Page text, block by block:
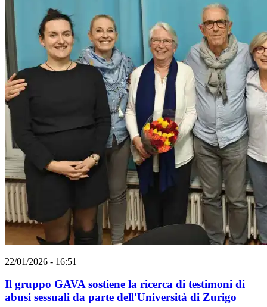
22/01/2026 - 16:51
Il gruppo GAVA sostiene la ricerca di testimoni di
abusi sessuali da parte dell'Università di Zurigo